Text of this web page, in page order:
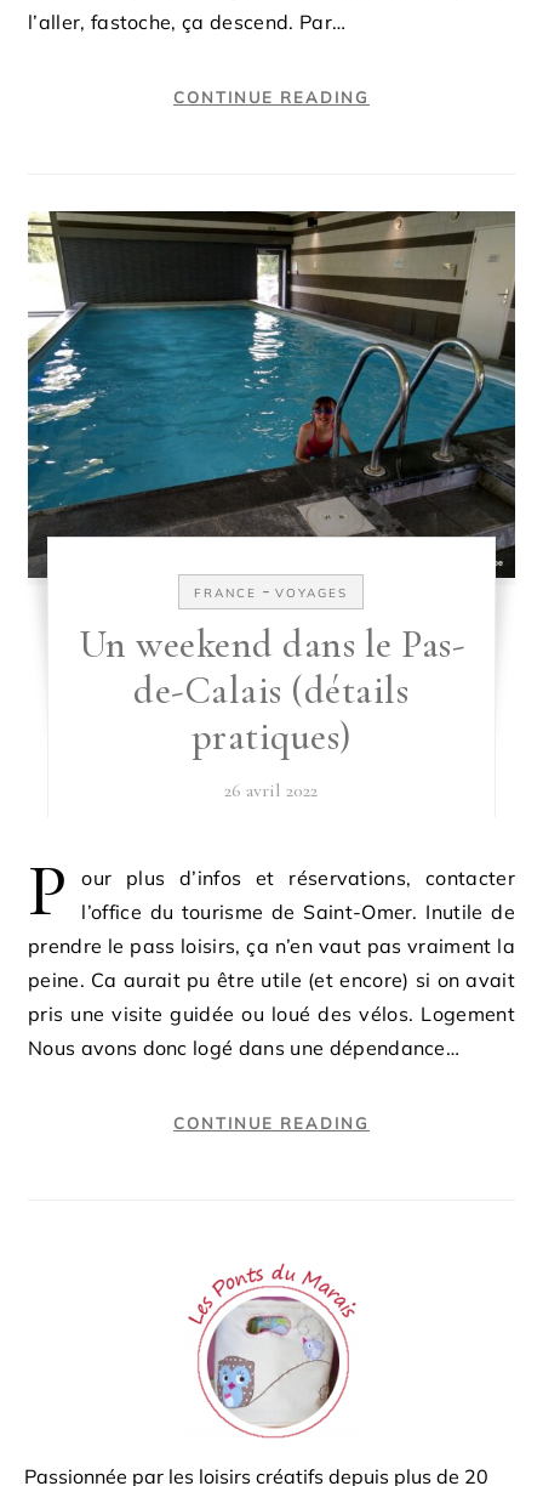
l’aller, fastoche, ça descend. Par…
CONTINUE READING
FRANCE -VOYAGES
Un weekend dans le Pas-
de-Calais (détails
pratiques)
26 avril 2022
P
our plus d’infos et réservations, contacter
l’office du tourisme de Saint-Omer. Inutile de
prendre le pass loisirs, ça n’en vaut pas vraiment la
peine. Ca aurait pu être utile (et encore) si on avait
pris une visite guidée ou loué des vélos. Logement
Nous avons donc logé dans une dépendance…
CONTINUE READING
Passionnée par les loisirs créatifs depuis plus de 20